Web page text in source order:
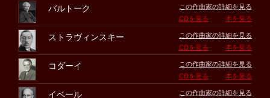
バルトーク
この作曲家の詳細を見る
CDを見る
本を見る
ストラヴィンスキー
この作曲家の詳細を見る
CDを見る
本を見る
コダーイ
この作曲家の詳細を見る
CDを見る
本を見る
イベール
この作曲家の詳細を見る